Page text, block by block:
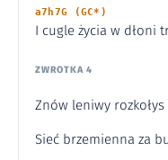
a7h7G (GC*)
I cugle życia w dłoni
ZWROTKA 4
Znów leniwy
Sieć brzemienna za